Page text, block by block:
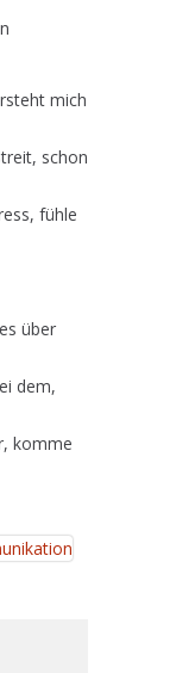
mich
schon
fühle
über
dem,
komme